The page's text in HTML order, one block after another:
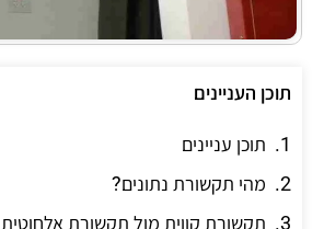
תוכן העניינים
תוכן עניינים
מהי תקשורת נתונים?
תקשורת קווית מול תקשורת אלחוטית